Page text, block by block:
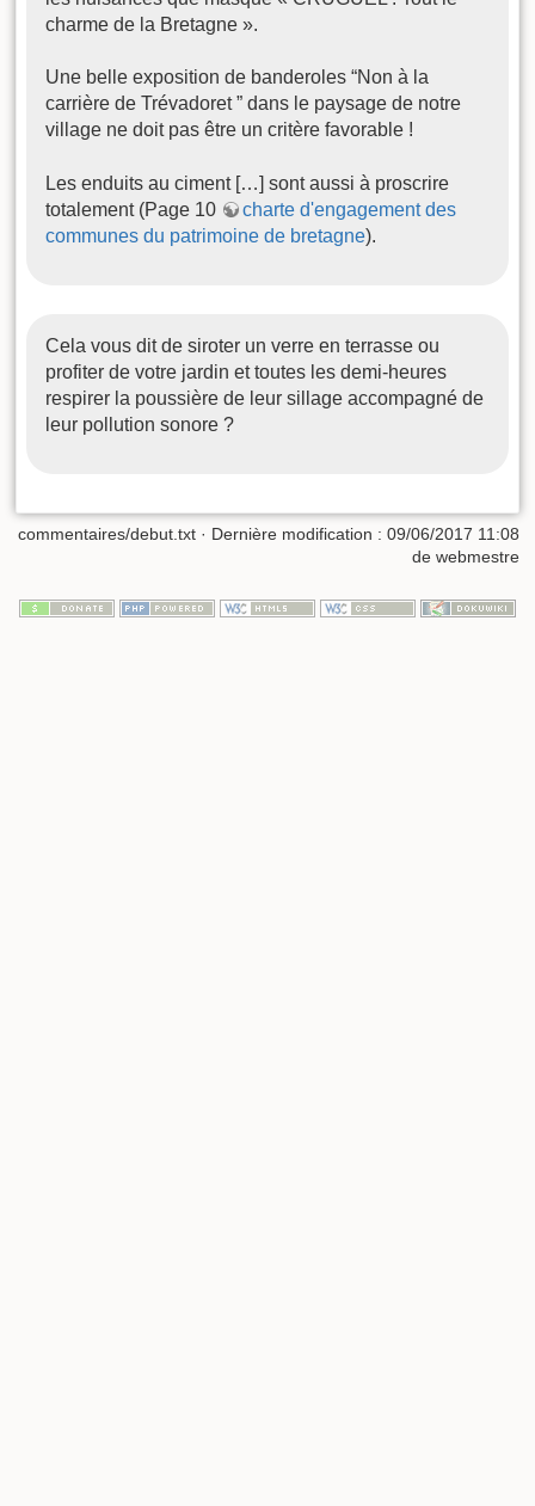
charme de la Bretagne ».
Une belle exposition de banderoles “Non à la
carrière de Trévadoret ” dans le paysage de notre
village ne doit pas être un critère favorable !
Les enduits au ciment […] sont aussi à proscrire
totalement (Page 10
charte d'engagement des
communes du patrimoine de bretagne).
Cela vous dit de siroter un verre en terrasse ou
profiter de votre jardin et toutes les demi-heures
respirer la poussière de leur sillage accompagné de
leur pollution sonore ?
commentaires/debut.txt · Dernière modification : 09/06/2017 11:08
de webmestre